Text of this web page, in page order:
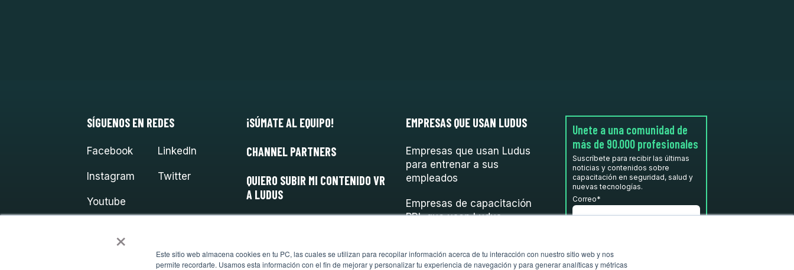
×
Este sitio web almacena cookies en tu PC, las cuales se utilizan para recopilar información acerca de tu interacción con nuestro sitio web y nos
permite recordarte. Usamos esta información con el fin de mejorar y personalizar tu experiencia de navegación y para generar analíticas y métricas
SÍGUENOS EN REDES
Facebook LinkedIn
Instagram Twitter
Youtube
¡SÚMATE AL EQUIPO!
CHANNEL PARTNERS
QUIERO SUBIR MI CONTENIDO VR
A LUDUS
EMPRESAS QUE USAN LUDUS
Empresas que usan Ludus
para entrenar a sus
empleados
Empresas de capacitación
PRL que usan Ludus
Unete a una comunidad de
más de 90.000 profesionales
Suscríbete para recibir las últimas
noticias y contenidos sobre
capacitación en seguridad, salud y
nuevas tecnologías.
Correo*